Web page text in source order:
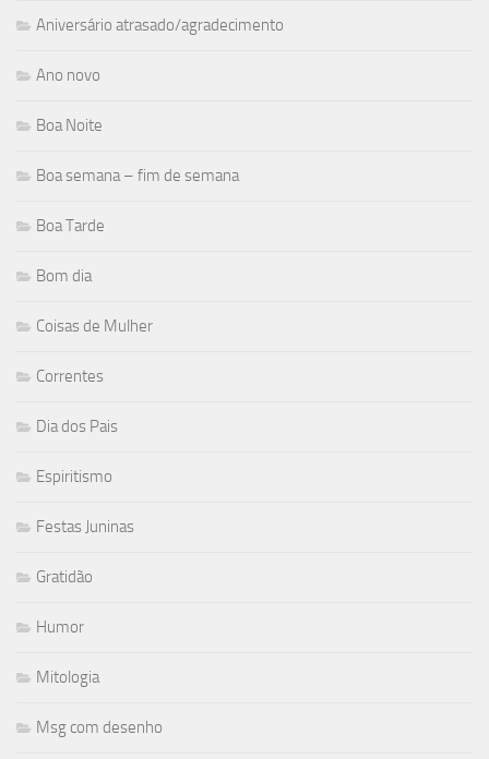
Aniversário atrasado/agradecimento
Ano novo
Boa Noite
Boa semana – fim de semana
Boa Tarde
Bom dia
Coisas de Mulher
Correntes
Dia dos Pais
Espiritismo
Festas Juninas
Gratidão
Humor
Mitologia
Msg com desenho